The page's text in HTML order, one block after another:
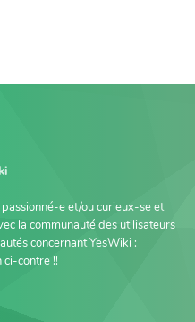
e et/ou curieux-se et
la communauté des utilisateurs
concernant YesWiki :
contre !!